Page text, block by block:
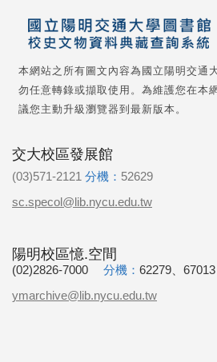
本網站之所有圖文內容為國立陽明交通
勿任意轉錄或擷取使用。為維護您在本
議您主動升級瀏覽器到最新版本。
交大校區發展館
(03)571-2121 分機： 52629
sc.specol@lib.nycu.edu.tw
陽明校區憶.空間
(02)2826-7000 分機： 62279、67013
ymarchive@lib.nycu.edu.tw